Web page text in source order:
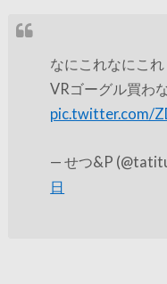
なにこれなにこれ
VRゴーグル買わ
pic.twitter.com/
— せつ&P
日